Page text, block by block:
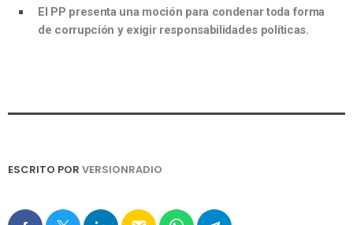
El PP presenta una moción para condenar toda forma
de corrupción y exigir responsabilidades políticas.
ESCRITO POR VERSIONRADIO